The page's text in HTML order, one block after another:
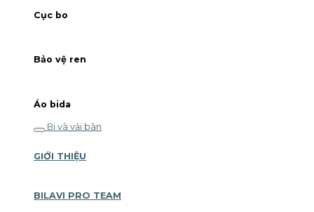
Cục bo
Bảo vệ ren
Áo bida
Bi và vải bàn
GIỚI THIỆU
BILAVI PRO TEAM